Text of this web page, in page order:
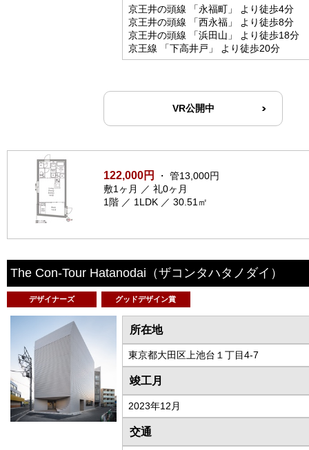
京王井の頭線 「永福町」 より徒歩4分
京王井の頭線 「西永福」 より徒歩8分
京王井の頭線 「浜田山」 より徒歩18分
京王線 「下高井戸」 より徒歩20分
VR公開中
122,000円
・ 管13,000円
敷1ヶ月 ／ 礼0ヶ月
1階 ／ 1LDK ／ 30.51㎡
The Con-Tour Hatanodai （ザコンタハタノダイ）
デザイナーズ グッドデザイン賞
所在地
東京都大田区上池台１丁目4-7
竣工月
2023年12月
交通